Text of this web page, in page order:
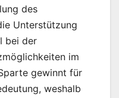
des
Unterstützung
bei der
im
gewinnt für
weshalb